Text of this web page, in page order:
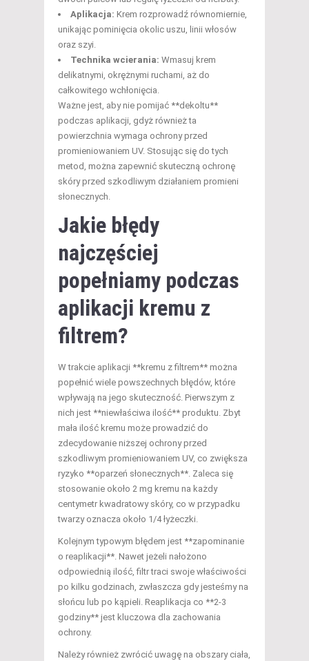
Aplikacja: Krem rozprowadź równomiernie,
unikając pominięcia okolic uszu, linii włosów
oraz szyi.
Technika wcierania: Wmasuj krem
delikatnymi, okrężnymi ruchami, aż do
całkowitego wchłonięcia.
Ważne jest, aby nie pomijać **dekoltu**
podczas aplikacji, gdyż również ta
powierzchnia wymaga ochrony przed
promieniowaniem UV. Stosując się do tych
metod, można zapewnić skuteczną ochronę
skóry przed szkodliwym działaniem promieni
słonecznych.
Jakie błędy
najczęściej
popełniamy podczas
aplikacji kremu z
filtrem?
W trakcie aplikacji **kremu z filtrem** można
popełnić wiele powszechnych błędów, które
wpływają na jego skuteczność. Pierwszym z
nich jest **niewłaściwa ilość** produktu. Zbyt
mała ilość kremu może prowadzić do
zdecydowanie niższej ochrony przed
szkodliwym promieniowaniem UV, co zwiększa
ryzyko **oparzeń słonecznych**. Zaleca się
stosowanie około 2 mg kremu na każdy
centymetr kwadratowy skóry, co w przypadku
twarzy oznacza około 1/4 łyżeczki.
Kolejnym typowym błędem jest **zapominanie
o reaplikacji**. Nawet jeżeli nałożono
odpowiednią ilość, filtr traci swoje właściwości
po kilku godzinach, zwłaszcza gdy jesteśmy na
słońcu lub po kąpieli. Reaplikacja co **2-3
godziny** jest kluczowa dla zachowania
ochrony.
Należy również zwrócić uwagę na obszary ciała,